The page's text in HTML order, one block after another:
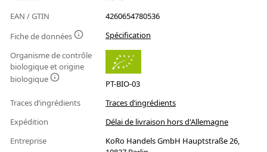
EAN / GTIN
4260654780536
Fiche de données
Spécification
Organisme de contrôle
biologique et origine
biologique
PT-BIO-03
Traces d’ingrédients
Traces d’ingrédients
Expédition
Délai de livraison hors d'Allemagne
Entreprise
KoRo Handels GmbH Hauptstraße 26,